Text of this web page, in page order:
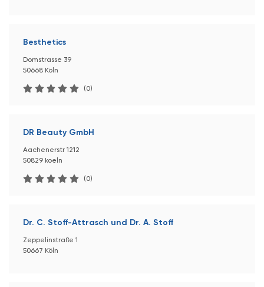
Besthetics
Domstrasse 39
50668 Köln
(0)
DR Beauty GmbH
Aachenerstr 1212
50829 koeln
(0)
Dr. C. Stoff-Attrasch und Dr. A. Stoff
Zeppelinstraße 1
50667 Köln